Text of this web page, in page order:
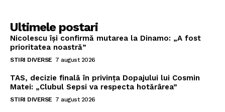
Ultimele postari
Nicolescu își confirmă mutarea la Dinamo: „A fost
prioritatea noastră”
STIRI DIVERSE 7 august 2026
TAS, decizie finală în privința Dopajului lui Cosmin
Matei: „Clubul Sepsi va respecta hotărârea”
STIRI DIVERSE 7 august 2026